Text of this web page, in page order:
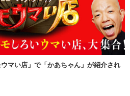
マい店」で「かあちゃん」が紹介され